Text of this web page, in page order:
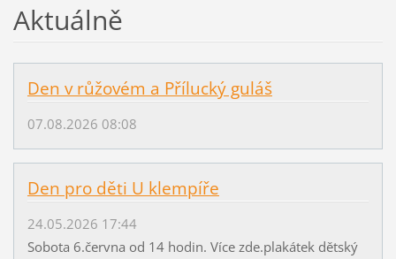
Aktuálně
Den v růžovém a Přílucký guláš
07.08.2026 08:08
Den pro děti U klempíře
24.05.2026 17:44
Sobota 6.června od 14 hodin. Více zde.plakátek dětský